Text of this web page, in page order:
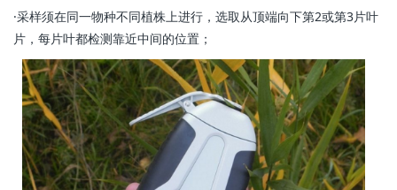
·采样须在同一物种不同植株上进行，选取从顶端向下第2或第3片叶
片，每片叶都检测靠近中间的位置；